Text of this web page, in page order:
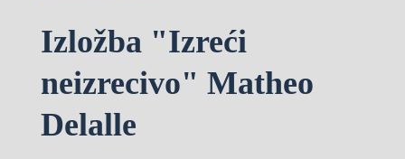
Izložba "Izreći
neizrecivo" Matheo
Delalle